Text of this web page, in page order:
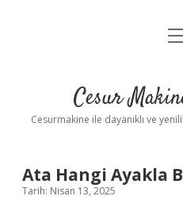
Yasal
Cesur
Cesurmakine ile dayanıklı ve
Ata Hangi Ayakla
Tarih: Nisan 13, 2025